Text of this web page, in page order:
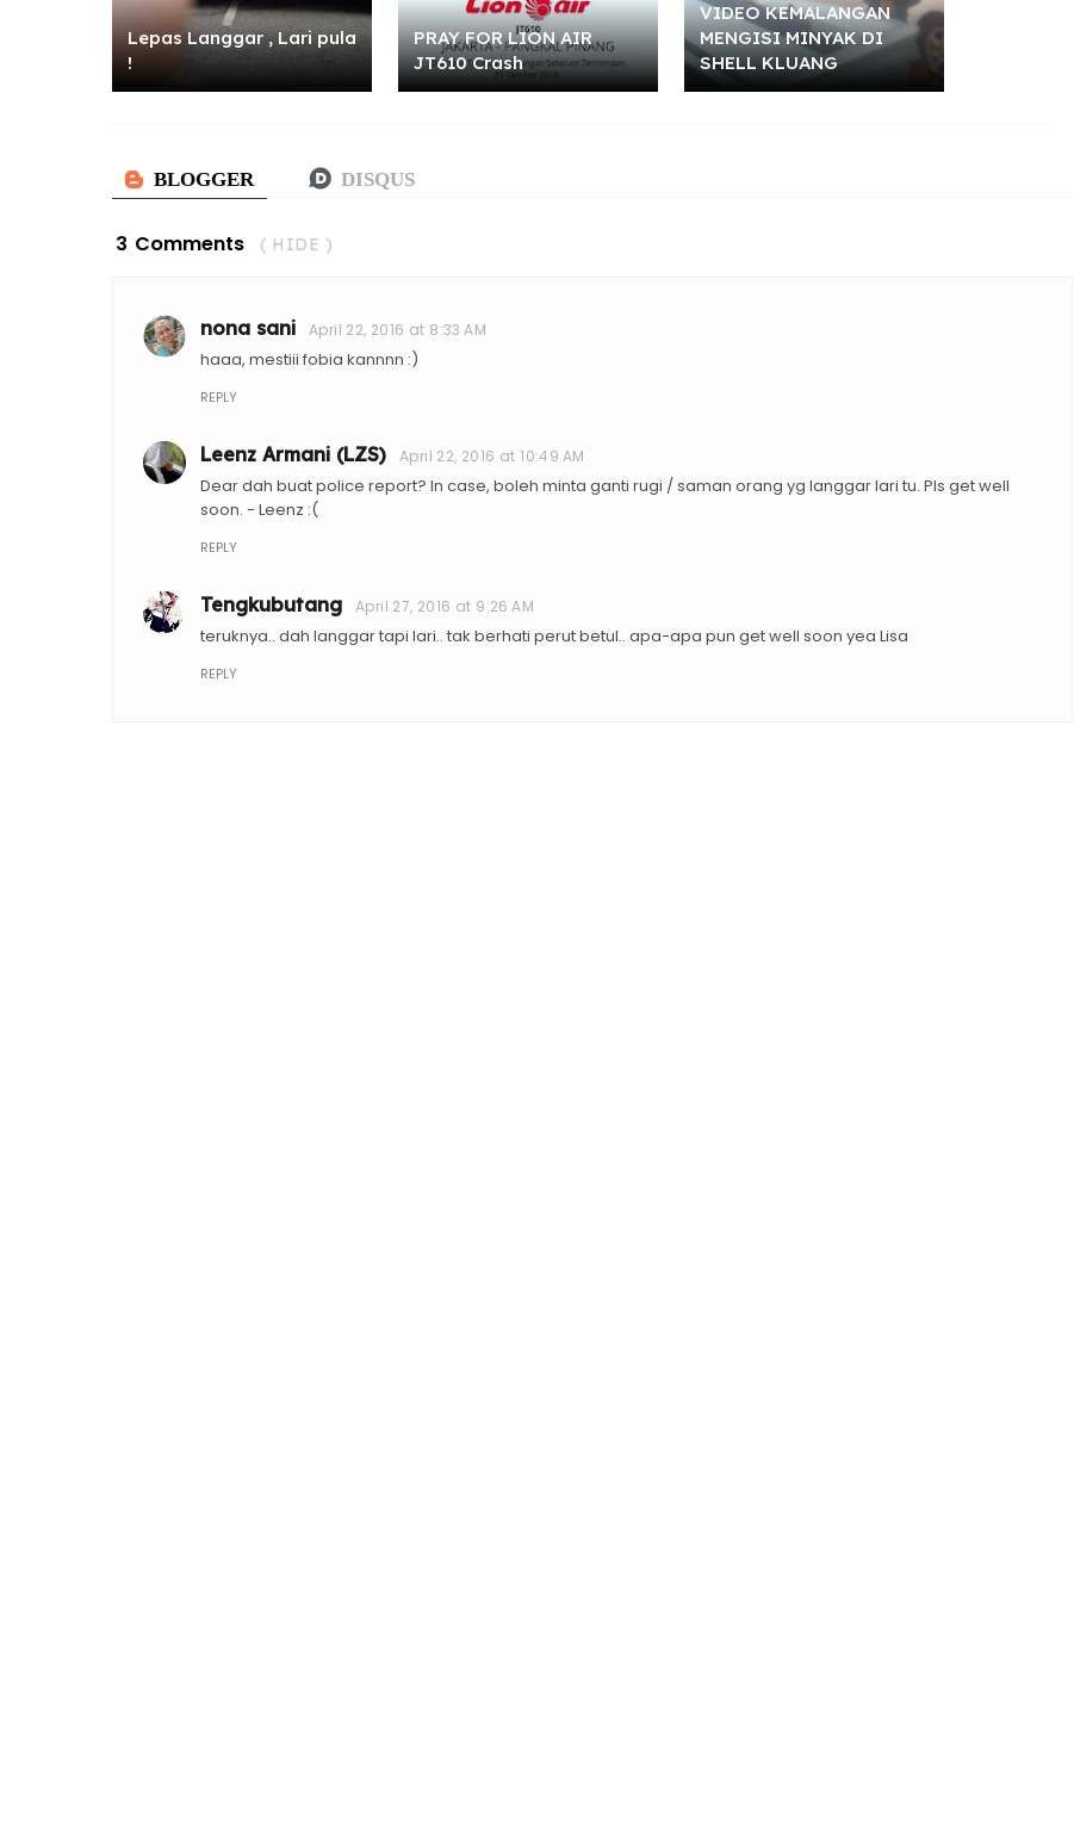
Lepas Langgar , Lari pula
!
PRAY FOR LION AIR
JT610 Crash
VIDEO KEMALANGAN
MENGISI MINYAK DI
SHELL KLUANG
3 Comments ( HIDE )
nona sani April 22, 2016 at 8:33 AM
haaa, mestiii fobia kannnn :)
REPLY
Leenz Armani (LZS) April 22, 2016 at 10:49 AM
Dear dah buat police report? In case, boleh minta ganti rugi / saman orang yg langgar lari tu. Pls get well
soon. - Leenz :(
REPLY
Tengkubutang April 27, 2016 at 9:26 AM
teruknya.. dah langgar tapi lari.. tak berhati perut betul.. apa-apa pun get well soon yea Lisa
REPLY